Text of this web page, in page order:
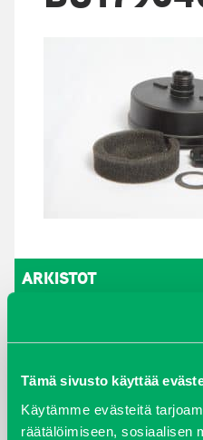
Tämä sivusto käyttää
Käytämme evästeitä
räätälöimiseen, sosiaalisen
ARKISTOT
syyskuu 2023